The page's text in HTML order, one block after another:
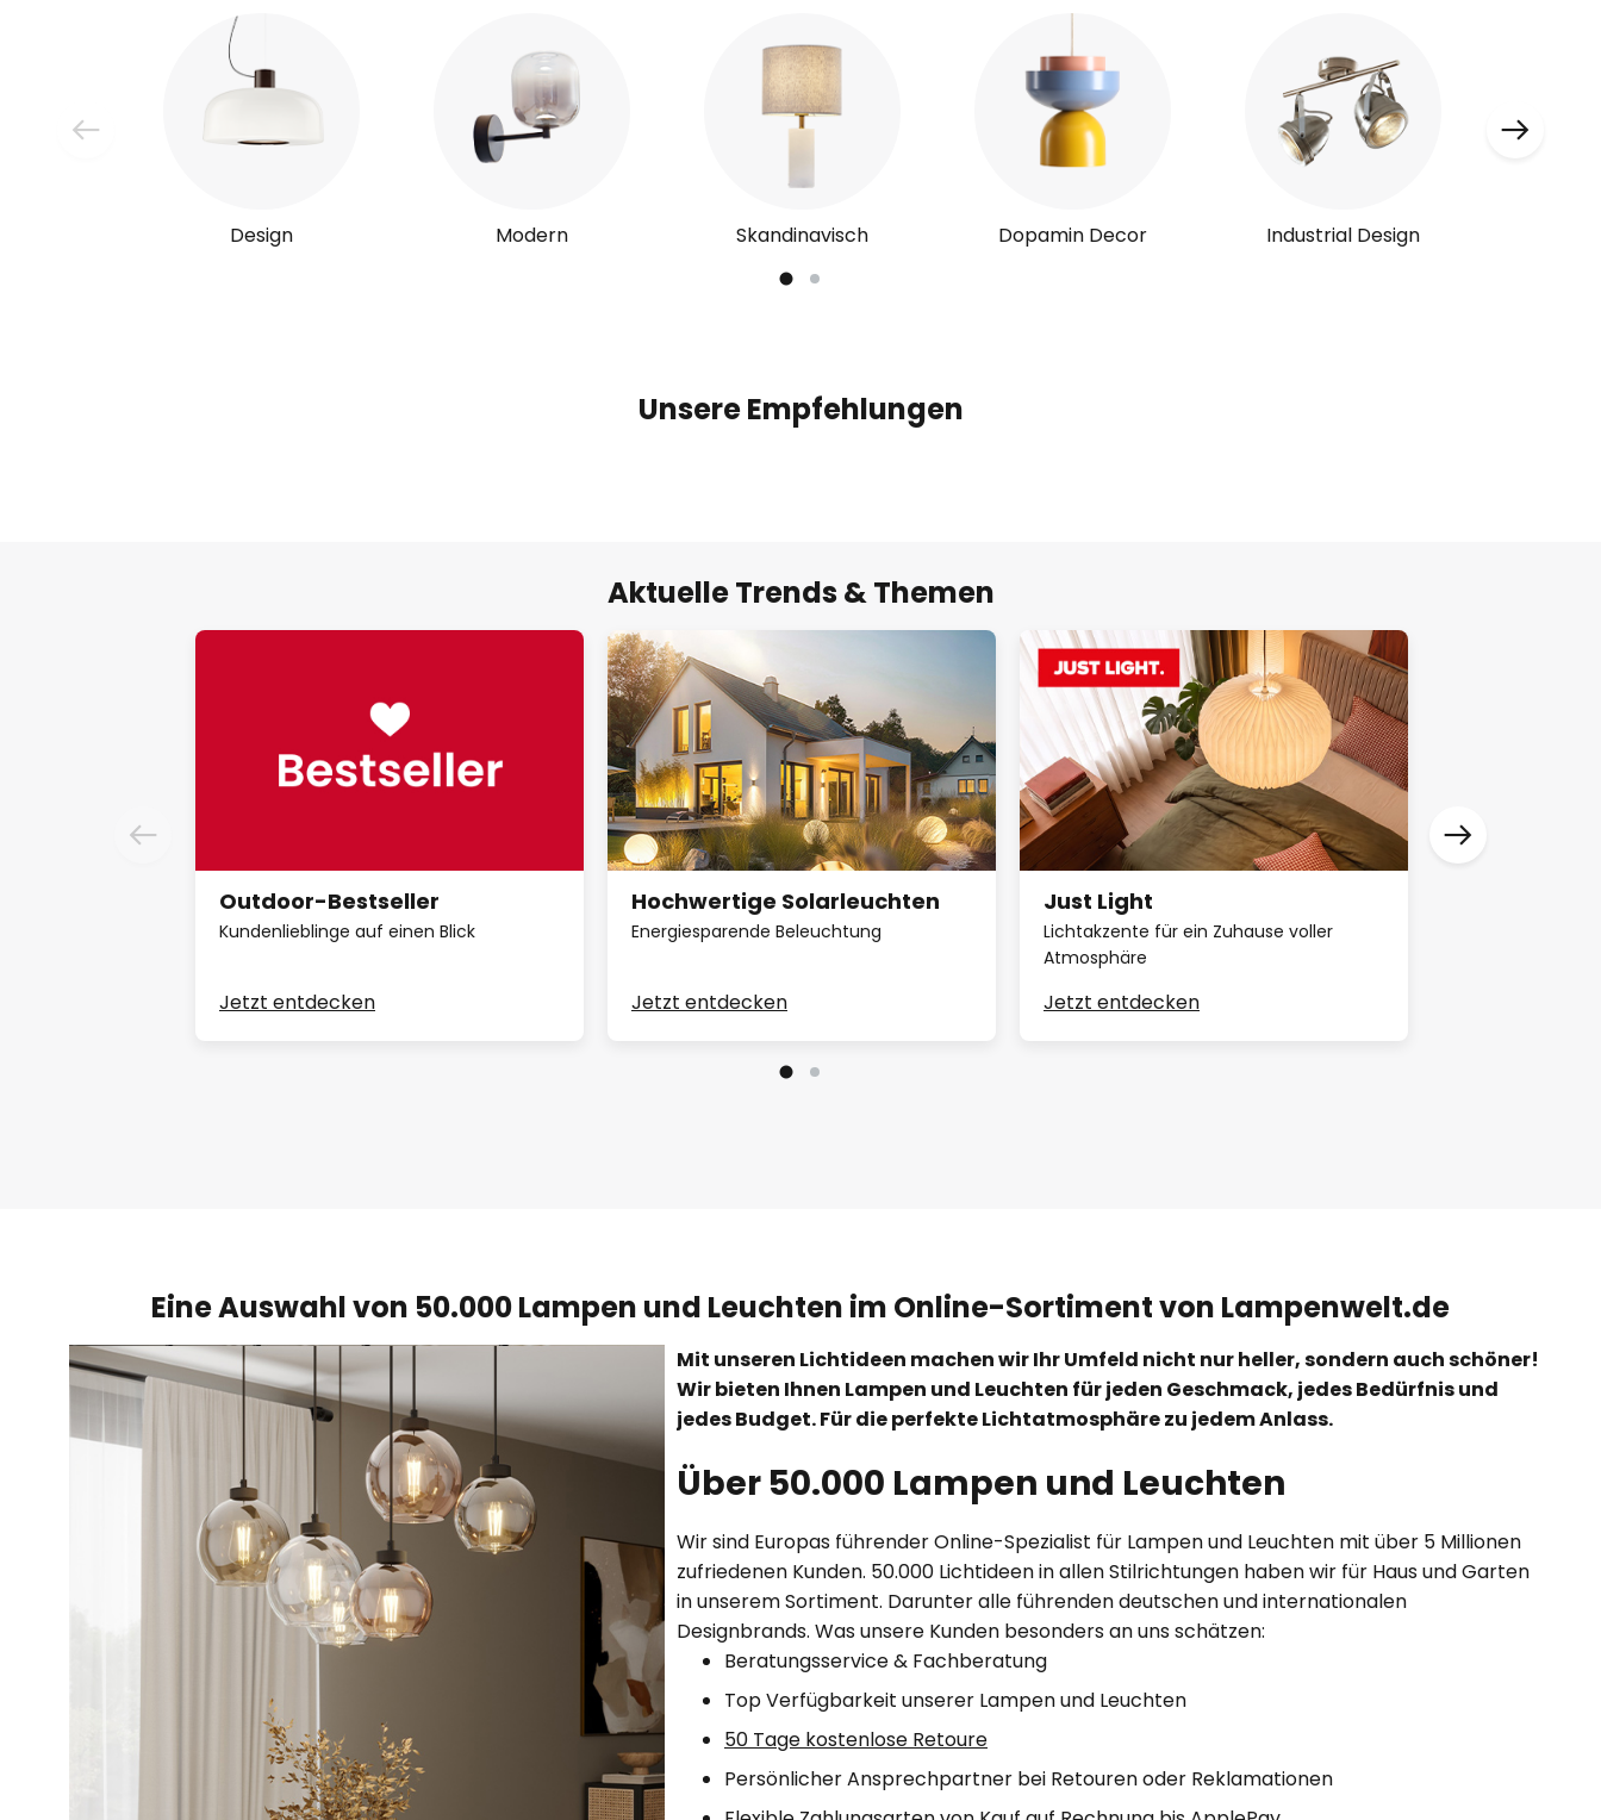
Design Modern Skandinavisch Dopamin Decor Industrial Design
Unsere Empfehlungen
Aktuelle Trends & Themen
Outdoor-Bestseller
Kundenlieblinge auf einen Blick
Jetzt entdecken
Hochwertige Solarleuchten
Energiesparende Beleuchtung
Jetzt entdecken
Just Light
Lichtakzente für ein Zuhause voller
Atmosphäre
Jetzt entdecken
Eine Auswahl von 50.000 Lampen und Leuchten im Online-Sortiment von Lampenwelt.de
Mit unseren Lichtideen machen wir Ihr Umfeld nicht nur heller, sondern auch schöner!
Wir bieten Ihnen Lampen und Leuchten für jeden Geschmack, jedes Bedürfnis und
jedes Budget. Für die perfekte Lichtatmosphäre zu jedem Anlass.
Über 50.000 Lampen und Leuchten
Wir sind Europas führender Online-Spezialist für Lampen und Leuchten mit über 5 Millionen
zufriedenen Kunden. 50.000 Lichtideen in allen Stilrichtungen haben wir für Haus und Garten
in unserem Sortiment. Darunter alle führenden deutschen und internationalen
Designbrands. Was unsere Kunden besonders an uns schätzen:
Beratungsservice & Fachberatung
Top Verfügbarkeit unserer Lampen und Leuchten
50 Tage kostenlose Retoure
Persönlicher Ansprechpartner bei Retouren oder Reklamationen